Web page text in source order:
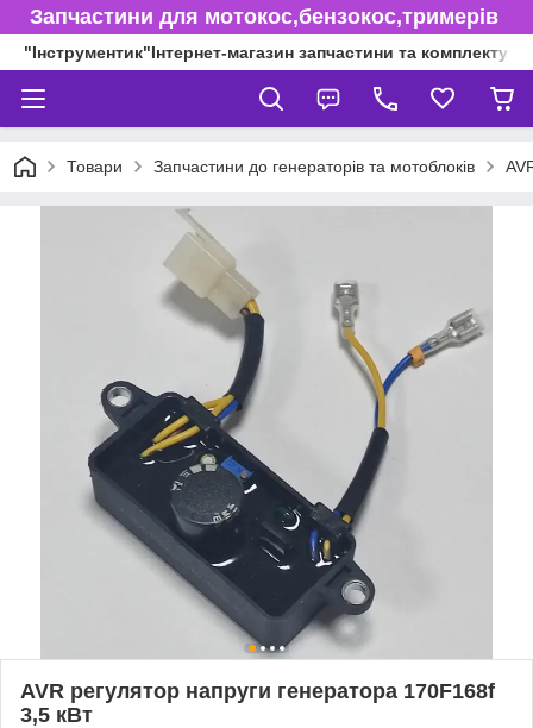
Запчастини для мотокос,бензокос,тримерів
"Інструментик"Інтернет-магазин запчастини та
Товари Запчастини до генераторів та мотоблоків
AVR регулятор напруги генератора 170F168f
3,5 кВт